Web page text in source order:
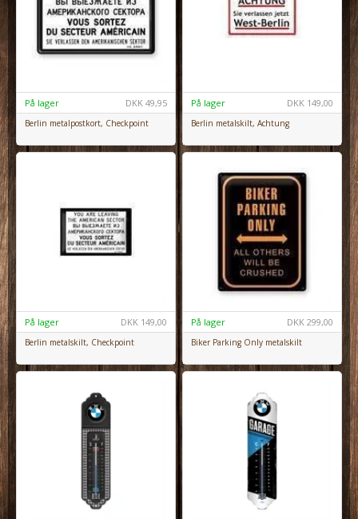
DKK 49,95
På lager
Berlin metalpostkort, Checkpoint
DKK 149,00
På lager
Berlin metalskilt, Achtung
DKK 149,00
På lager
Berlin metalskilt, Checkpoint
DKK 299,00
På lager
Biker Parking Only metalskilt